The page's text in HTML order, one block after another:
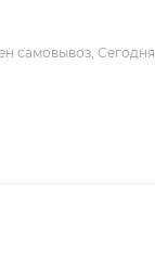
самовывоз, Сегодня